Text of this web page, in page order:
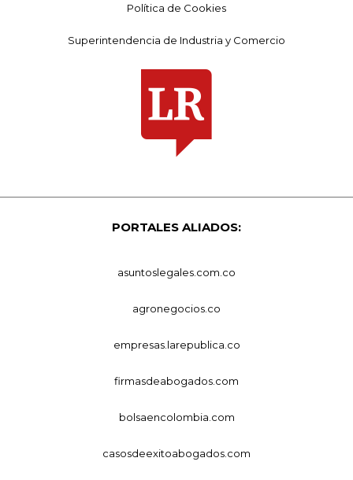
Política de Cookies
Superintendencia de Industria y Comercio
PORTALES ALIADOS:
asuntoslegales.com.co
agronegocios.co
empresas.larepublica.co
firmasdeabogados.com
bolsaencolombia.com
casosdeexitoabogados.com